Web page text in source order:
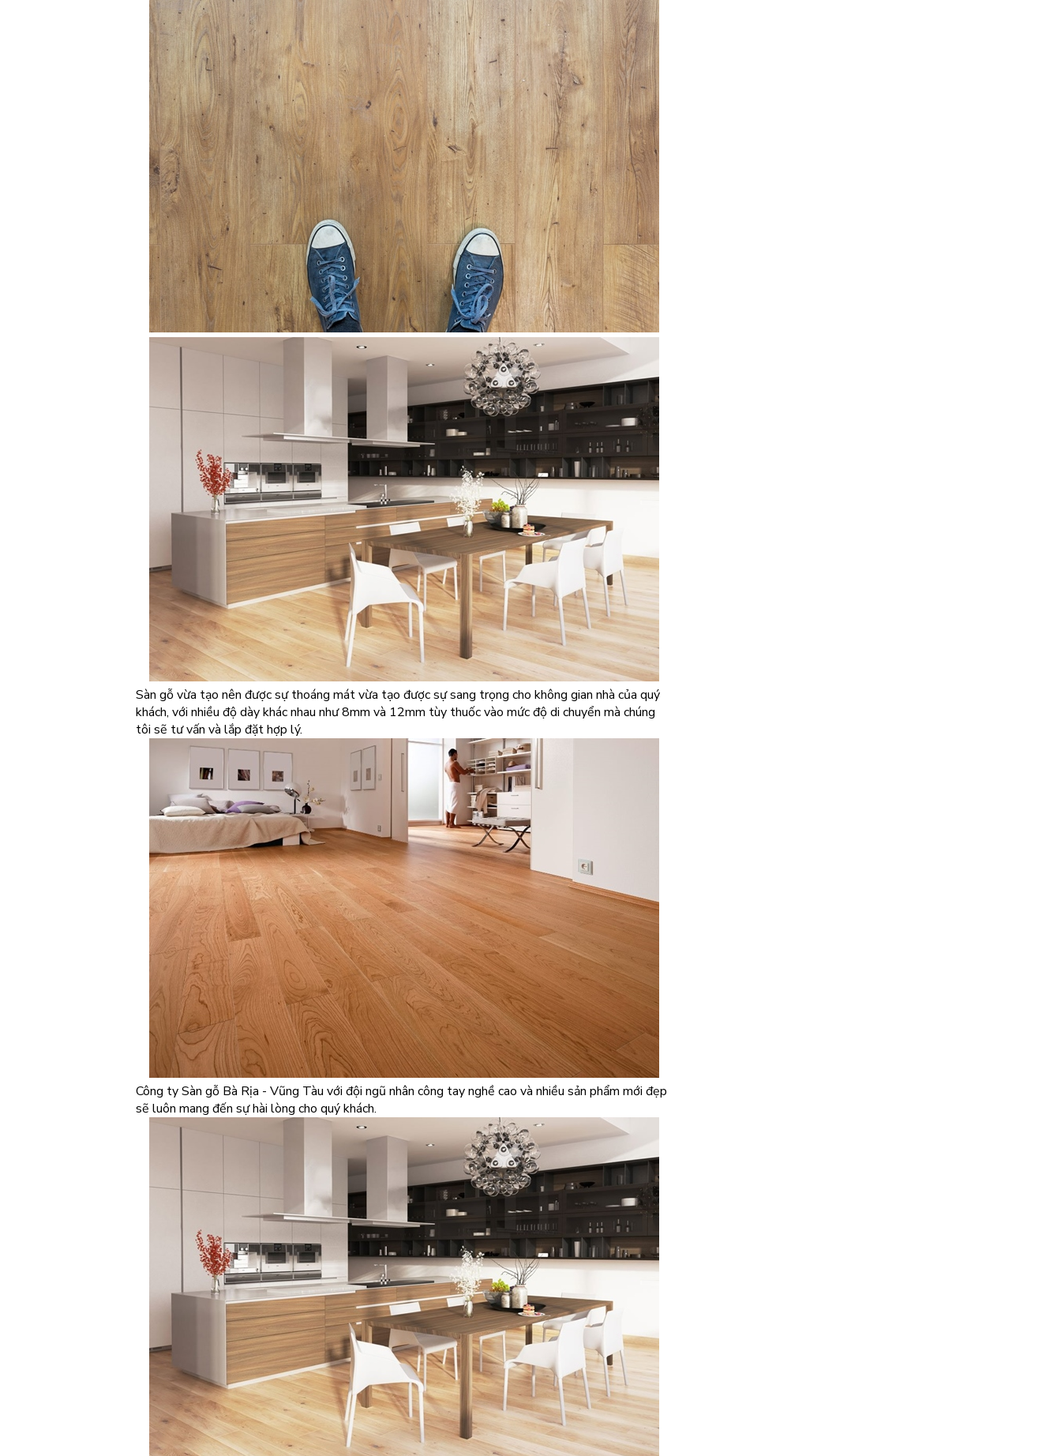
Sàn gỗ vừa tạo nên được sự thoáng mát vừa tạo được sự sang trọng cho không gian nhà của quý
khách, với nhiều độ dày khác nhau như 8mm và 12mm tùy thuốc vào mức độ di chuyển mà chúng
tôi sẽ tư vấn và lắp đặt hợp lý.
Công ty Sàn gỗ Bà Rịa - Vũng Tàu với đội ngũ nhân công tay nghề cao và nhiều sản phẩm mới đẹp
sẽ luôn mang đến sự hài lòng cho quý khách.